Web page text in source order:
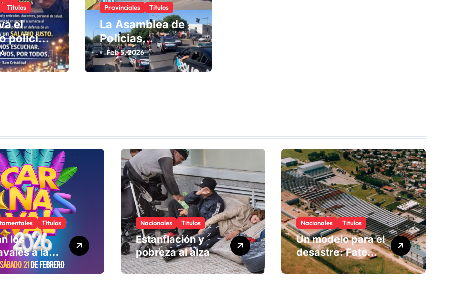
Titulos
el
policial:
en
y
Provinciales Titulos
La Asamblea de
Policias
Autoconvocados
reclamó al
laborales.
Feb 5, 2026
Titulos
los
a la
Nacionales Titulos
Estanflación y
pobreza al alza
Nacionales Titulos
Un modelo para el
desastre: Fate
anuncia su cierre